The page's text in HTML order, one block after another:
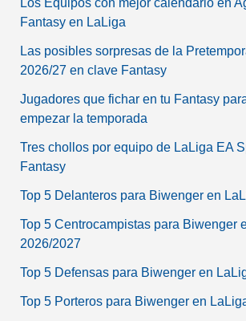
Los Equipos con mejor calendario en
Fantasy en LaLiga
Las posibles sorpresas de la
2026/27 en clave Fantasy
Jugadores que fichar en tu Fantasy
empezar la temporada
Tres chollos por equipo de LaLiga EA
Fantasy
Top 5 Delanteros para Biwenger en
Top 5 Centrocampistas para Biwenger
2026/2027
Top 5 Defensas para Biwenger en
Top 5 Porteros para Biwenger en